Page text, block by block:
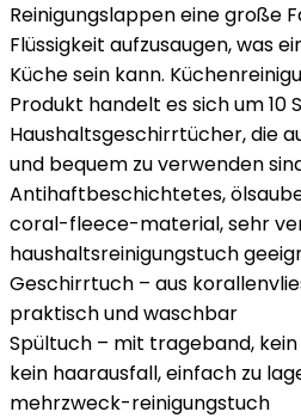
Reinigungslappen eine große
Flüssigkeit aufzusaugen, was
Küche sein kann.
Produkt handelt es sich um 10
Haushaltsgeschirrtücher, die
und bequem zu verwenden
Antihaftbeschichtetes,
coral-fleece-material, sehr
haushaltsreinigungstuch
Geschirrtuch – aus
praktisch und waschbar
Spültuch – mit trageband,
kein haarausfall, einfach zu
mehrzweck-reinigungstuch